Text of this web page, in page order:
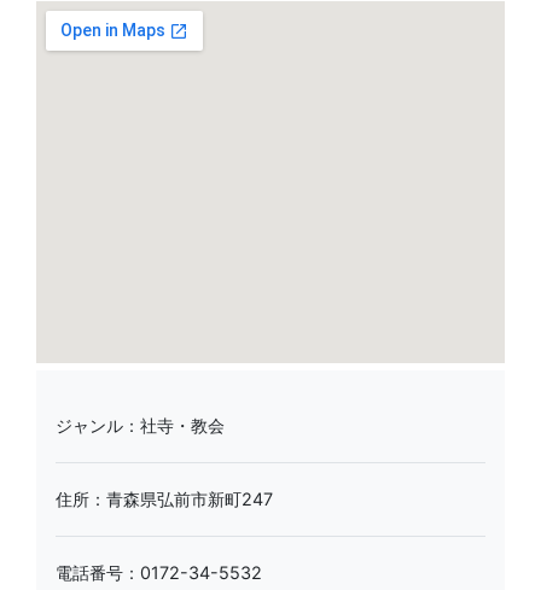
ジャンル：社寺・教会
住所：青森県弘前市新町247
電話番号：0172-34-5532